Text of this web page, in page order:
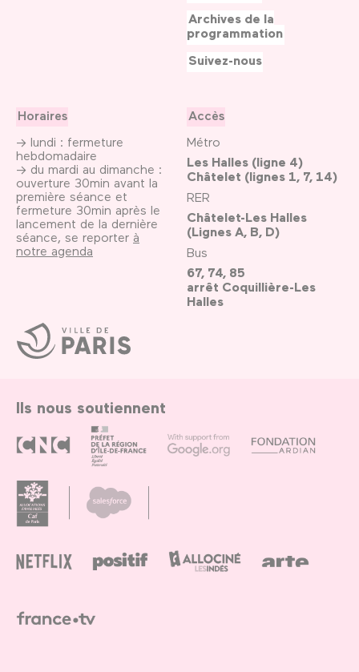
Ville
de
Paris
Horaires
→ lundi : fermeture
hebdomadaire
→ du mardi au dimanche :
ouverture 30min avant la
première séance et
fermeture 30min après le
lancement de la dernière
séance, se reporter à
notre agenda
Accès
Métro
Les Halles (ligne 4)
Châtelet (lignes 1, 7, 14)
RER
Châtelet-Les Halles
(Lignes A, B, D)
Bus
67, 74, 85
arrêt Coquillière-Les
Halles
Archives de la
programmation
Suivez-nous
Ils nous soutiennent